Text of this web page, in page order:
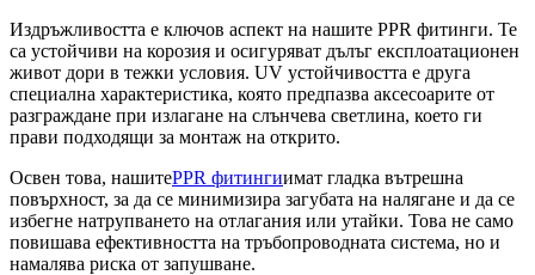
Издръжливостта е ключов аспект на нашите PPR фитинги. Те
са устойчиви на корозия и осигуряват дълъг експлоатационен
живот дори в тежки условия. UV устойчивостта е друга
специална характеристика, която предпазва аксесоарите от
разграждане при излагане на слънчева светлина, което ги
прави подходящи за монтаж на открито.
Освен това, нашитеPPR фитингиимат гладка вътрешна
повърхност, за да се минимизира загубата на налягане и да се
избегне натрупването на отлагания или утайки. Това не само
повишава ефективността на тръбопроводната система, но и
намалява риска от запушване.